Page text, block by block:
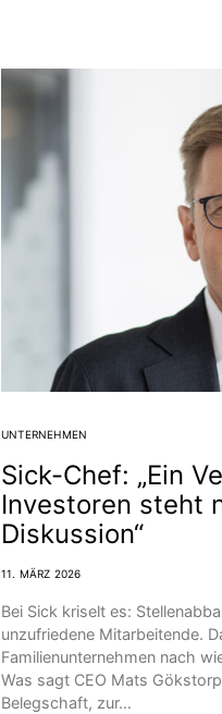
UNTERNEHMEN
Sick-Chef: „Ein
Investoren steht
Diskussion“
11. MÄRZ 2026
Bei Sick kriselt es:
unzufriedene Mitarbeitende.
Familienunternehmen nach
Was sagt CEO Mats
Belegschaft, zur…